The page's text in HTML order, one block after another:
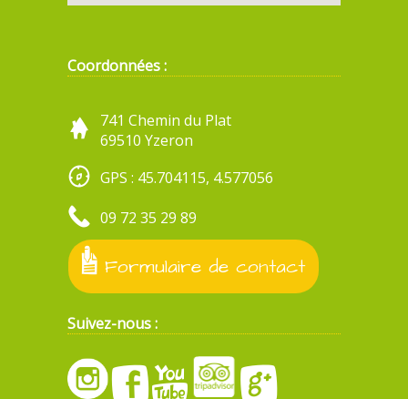
Coordonnées :
741 Chemin du Plat
69510 Yzeron
GPS : 45.704115, 4.577056
09 72 35 29 89
Formulaire de contact
Suivez-nous :